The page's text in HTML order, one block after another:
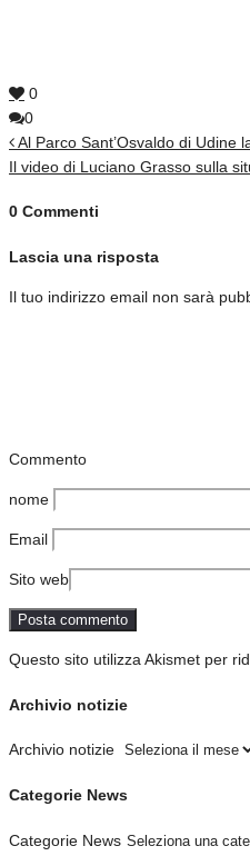
0
0
Al Parco Sant’Osvaldo di Udine
Il video di Luciano Grasso sulla
0 Commenti
Lascia una risposta
Il tuo indirizzo email non sarà
Commento
nome
Email
Sito web
Questo sito utilizza Akismet per
Archivio notizie
Archivio notizie
Categorie News
Categorie News